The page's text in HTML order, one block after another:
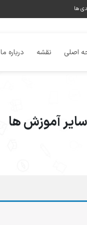
ها
اصلی نقشه درباره ما
آموزش ها